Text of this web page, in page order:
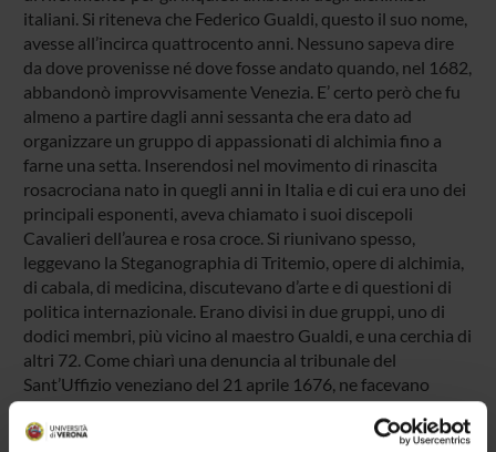
italiani. Si riteneva che Federico Gualdi, questo il suo nome,
avesse all’incirca quattrocento anni. Nessuno sapeva dire
da dove provenisse né dove fosse andato quando, nel 1682,
abbandonò improvvisamente Venezia. E’ certo però che fu
almeno a partire dagli anni sessanta che era dato ad
organizzare un gruppo di appassionati di alchimia fino a
farne una setta. Inserendosi nel movimento di rinascita
rosacrociana nato in quegli anni in Italia e di cui era uno dei
principali esponenti, aveva chiamato i suoi discepoli
Cavalieri dell’aurea e rosa croce. Si riunivano spesso,
leggevano la Steganographia di Tritemio, opere di alchimia,
di cabala, di medicina, discutevano d’arte e di questioni di
politica internazionale. Erano divisi in due gruppi, uno di
dodici membri, più vicino al maestro Gualdi, e una cerchia di
altri 72. Come chiarì una denuncia al tribunale del
Sant’Uffizio veneziano del 21 aprile 1676, ne facevano
parte medici, scienziati, letterati, nobili legati alla corte
romana della regina Cristina di Svezia, diplomatici,